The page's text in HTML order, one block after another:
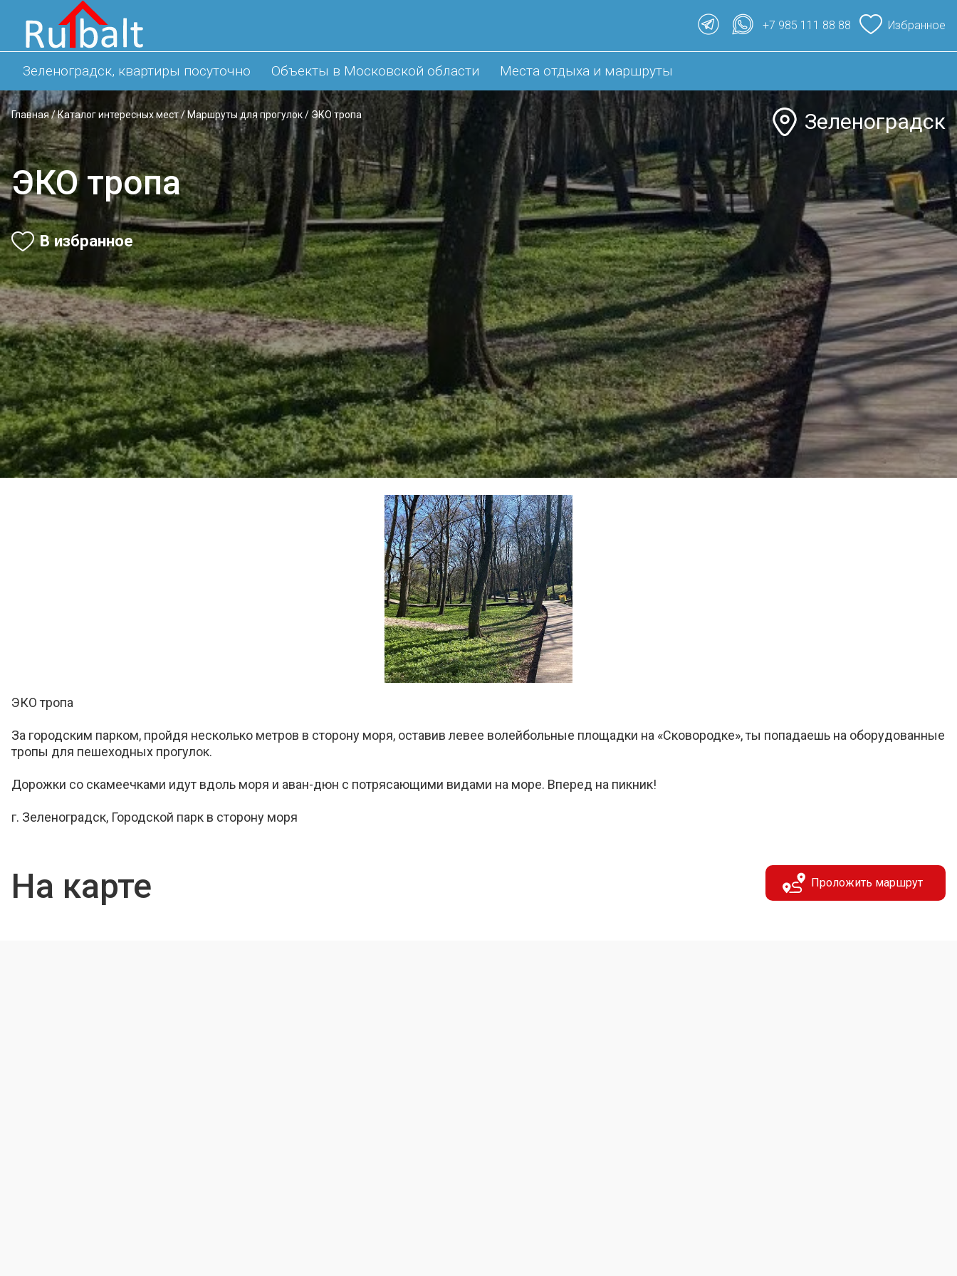
+7 985 111 88 88 Избранное
Зеленоградск, квартиры посуточно Объекты в Московской области Места отдыха и маршруты
Главная/Каталог интересных мест/Маршруты для прогулок/ЭКО тропа Зеленоградск
ЭКО тропа
В избранное
ЭКО тропа
За городским парком, пройдя несколько метров в сторону моря, оставив левее волейбольные площадки на «Сковородке», ты попадаешь на оборудованные
тропы для пешеходных прогулок.
Дорожки со скамеечками идут вдоль моря и аван-дюн с потрясающими видами на море. Вперед на пикник!
г. Зеленоградск, Городской парк в сторону моря
На карте Проложить маршрут